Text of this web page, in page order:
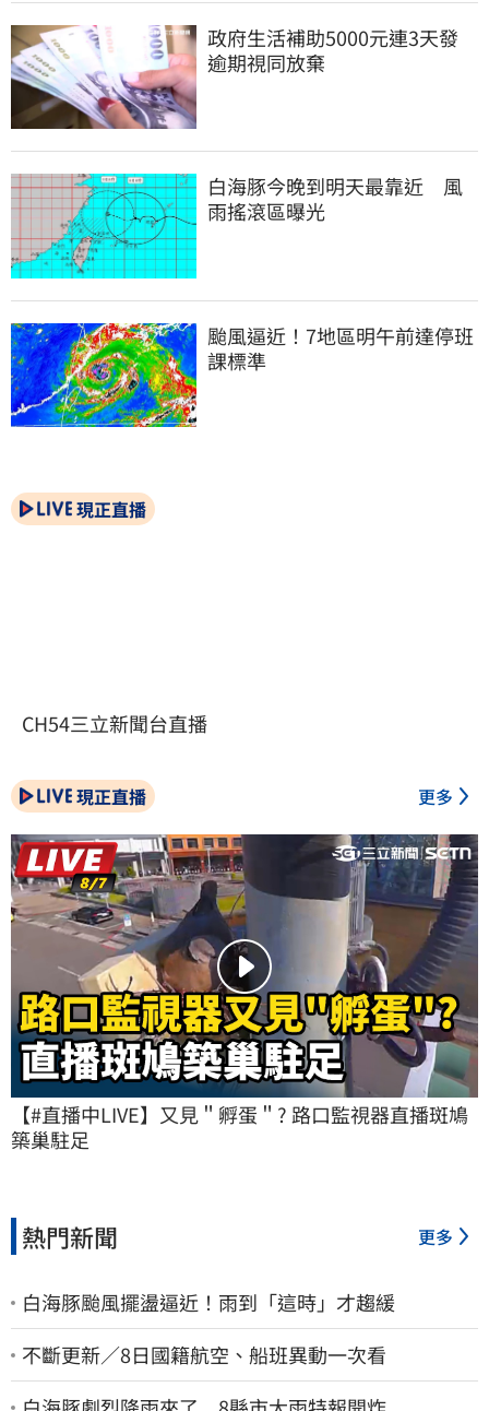
政府生活補助5000元連3天發
逾期視同放棄
白海豚今晚到明天最靠近　風
雨搖滾區曝光
颱風逼近！7地區明午前達停班
課標準
現正直播
CH54三立新聞台直播
現正直播 更多
【#直播中LIVE】又見＂孵蛋＂? 路口監視器直播斑鳩
築巢駐足
熱門新聞 更多
白海豚颱風擺盪逼近！雨到「這時」才趨緩
不斷更新／8日國籍航空、船班異動一次看